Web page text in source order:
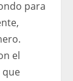
para
el
que